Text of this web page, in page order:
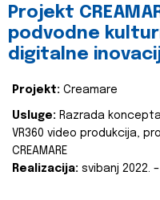
Projekt
podvodne
digitalne
Projekt: Creamare
Usluge: Razrada
VR360 video produkcija,
CREAMARE
Realizacija: svibanj 2022.